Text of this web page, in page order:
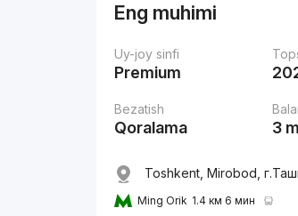
Eng muhimi
Uy-joy sinfi
Premium
Bezatish
Qoralama 3 m
Toshkent, Mirobod,
Ming Orik 1.4 км 6 мин